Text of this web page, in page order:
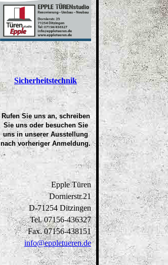
Sicherheitstechnik
Rufen Sie uns an, schreiben
Sie uns oder besuchen Sie
uns in unserer Ausstellung
nachvorheriger Anmeldung.
Epple Türen
Dornierstr.21
D-71254 Ditzingen
Tel. 07156-436327
Fax. 07156-438151
info@eppletueren.de